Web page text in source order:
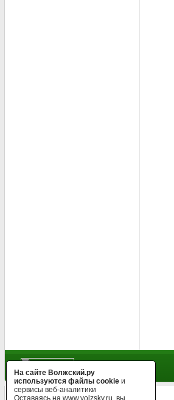
На сайте Волжский.ру
используются файлы cookie и
сервисы веб-аналитики
Оставаясь на www.volzsky.ru, вы